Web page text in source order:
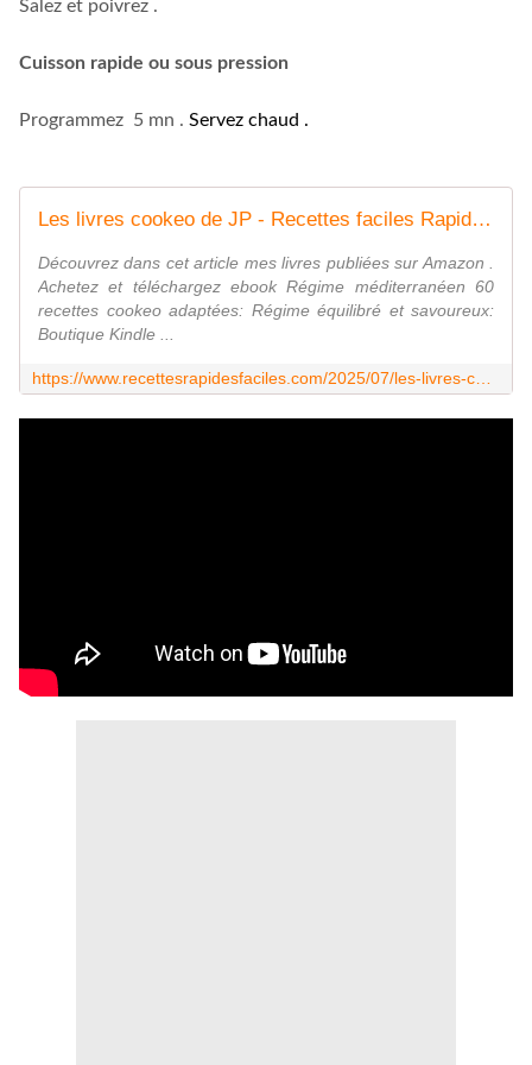
Salez et poivrez .
Cuisson rapide ou sous pression
Programmez 5 mn . Servez chaud .
Les livres cookeo de JP - Recettes faciles Rapides au Cookeo et autres robots ou sans
Découvrez dans cet article mes livres publiées sur Amazon .
Achetez et téléchargez ebook Régime méditerranéen 60
recettes cookeo adaptées: Régime équilibré et savoureux:
Boutique Kindle ...